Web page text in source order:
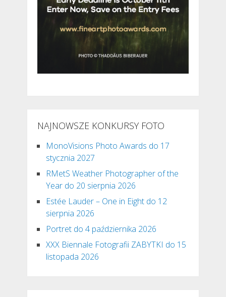
NAJNOWSZE KONKURSY FOTO
MonoVisions Photo Awards do 17
stycznia 2027
RMetS Weather Photographer of the
Year do 20 sierpnia 2026
Estée Lauder – One in Eight do 12
sierpnia 2026
Portret do 4 października 2026
XXX Biennale Fotografii ZABYTKI do 15
listopada 2026